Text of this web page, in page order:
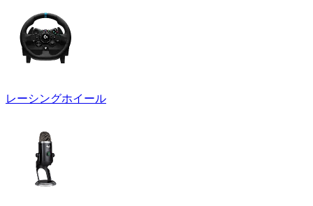
レーシングホイール